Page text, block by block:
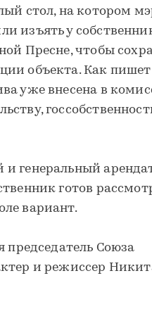
стол, на котором
изъять у
Пресне, чтобы
объекта. Как пишет
уже внесена в
генеральный
готов
вариант.
председатель Союза
и режиссер